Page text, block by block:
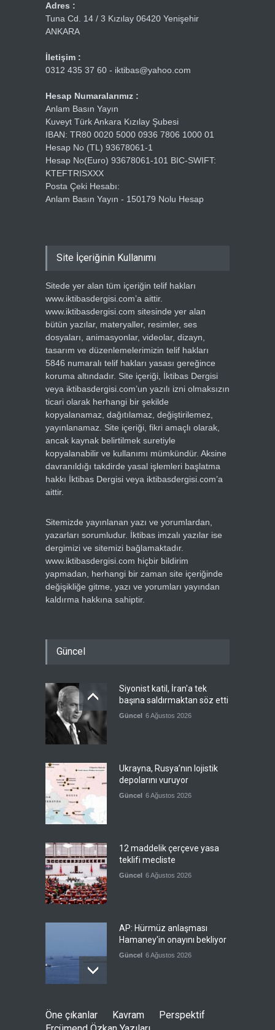
Adres :
Tuna Cd. 14 / 3 Kızılay 06420 Yenişehir
ANKARA
İletişim :
0312 435 37 60 - iktibas@yahoo.com
Hesap Numaralarımız :
Anlam Basın Yayın
Kuveyt Türk Ankara Kızılay Şubesi
IBAN: TR80 0020 5000 0936 7806 1000 01
Hesap No (TL) 93678061-1
Hesap No(Euro) 93678061-101 BIC-SWIFT:
KTEFTRISXXX
Posta Çeki Hesabı:
Anlam Basın Yayın - 150179 Nolu Hesap
Site İçeriğinin Kullanımı
Sitede yer alan tüm içeriğin telif hakları
www.iktibasdergisi.com’a aittir.
www.iktibasdergisi.com sitesinde yer alan
bütün yazılar, materyaller, resimler, ses
dosyaları, animasyonlar, videolar, dizayn,
tasarım ve düzenlemelerimizin telif hakları
5846 numaralı telif hakları yasası gereğince
koruma altındadır. Site içeriği, İktibas Dergisi
veya iktibasdergisi.com’un yazılı izni olmaksızın
ticari olarak herhangi bir şekilde
kopyalanamaz, dağıtılamaz, değiştirilemez,
yayınlanamaz. Site içeriği, fikri amaçlı olarak,
ancak kaynak belirtilmek suretiyle
kopyalanabilir ve kullanımı mümkündür. Aksine
davranıldığı takdirde yasal işlemleri başlatma
hakkı İktibas Dergisi veya iktibasdergisi.com’a
aittir.
Sitemizde yayınlanan yazı ve yorumlardan,
yazarları sorumludur. İktibas imzalı yazılar ise
dergimizi ve sitemizi bağlamaktadır.
www.iktibasdergisi.com hiçbir bildirim
yapmadan, herhangi bir zaman site içeriğinde
değişikliğe gitme, yazı ve yorumları yayından
kaldırma hakkına sahiptir.
Güncel
Siyonist katil, İran'a tek
başına saldırmaktan söz etti
Güncel 6 Ağustos 2026
Ukrayna, Rusya’nın lojistik
depolarını vuruyor
Güncel 6 Ağustos 2026
12 maddelik çerçeve yasa
teklifi mecliste
Güncel 6 Ağustos 2026
AP: Hürmüz anlaşması
Hamaney'in onayını bekliyor
Güncel 6 Ağustos 2026
İran: Müzakereler son
aşamada, boğazın açılması
Öne çıkanlar Kavram
Perspektif